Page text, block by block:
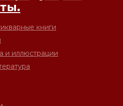
книги
и иллюстрации